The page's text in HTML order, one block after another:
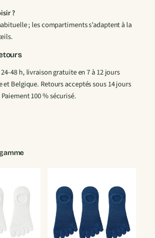
?
; les compartiments s’adaptent à la
48 h, livraison gratuite en 7 à 12 jours
et Belgique. Retours acceptés sous 14 jours
100 % sécurisé.